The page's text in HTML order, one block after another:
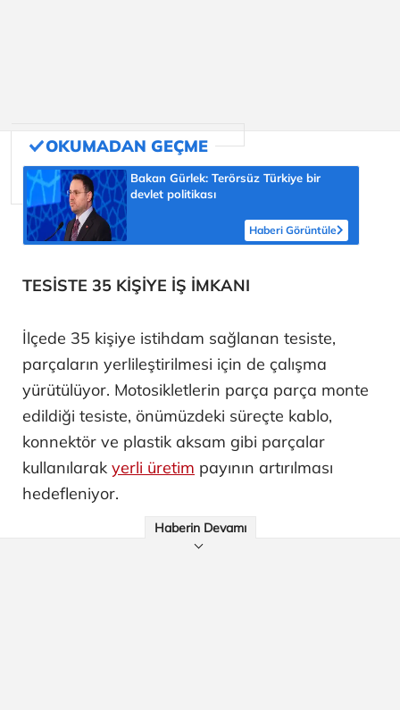
Bakan Gürlek: Terörsüz Türkiye bir
devlet politikası
Haberi Görüntüle
TESİSTE 35 KİŞİYE İŞ İMKANI
İlçede 35 kişiye istihdam sağlanan tesiste,
parçaların yerlileştirilmesi için de çalışma
yürütülüyor. Motosikletlerin parça parça monte
edildiği tesiste, önümüzdeki süreçte kablo,
konnektör ve plastik aksam gibi parçalar
kullanılarak yerli üretim payının artırılması
hedefleniyor.
Haberin Devamı